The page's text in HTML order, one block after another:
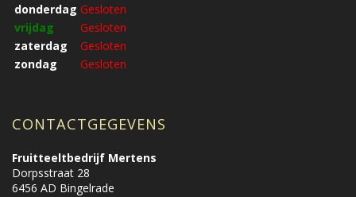
donderdag Gesloten
vrijdag
Gesloten
zaterdag
Gesloten
zondag
Gesloten
CONTACTGEGEVENS
Fruitteeltbedrijf Mertens
Dorpsstraat 28
6456 AD Bingelrade